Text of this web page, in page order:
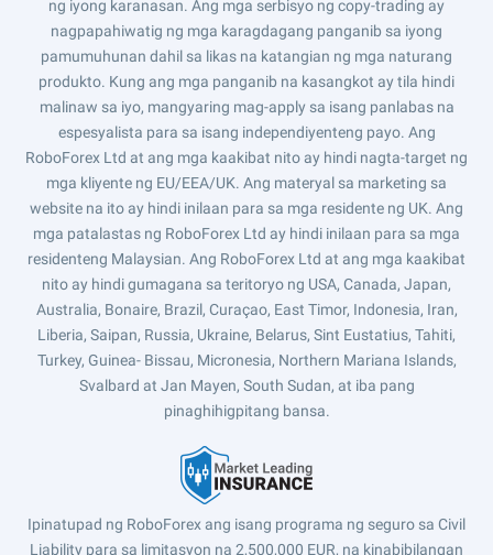
ng iyong karanasan. Ang mga serbisyo ng copy-trading ay
nagpapahiwatig ng mga karagdagang panganib sa iyong
pamumuhunan dahil sa likas na katangian ng mga naturang
produkto. Kung ang mga panganib na kasangkot ay tila hindi
malinaw sa iyo, mangyaring mag-apply sa isang panlabas na
espesyalista para sa isang independiyenteng payo. Ang
RoboForex Ltd at ang mga kaakibat nito ay hindi nagta-target ng
mga kliyente ng EU/EEA/UK. Ang materyal sa marketing sa
website na ito ay hindi inilaan para sa mga residente ng UK. Ang
mga patalastas ng RoboForex Ltd ay hindi inilaan para sa mga
residenteng Malaysian. Ang RoboForex Ltd at ang mga kaakibat
nito ay hindi gumagana sa teritoryo ng USA, Canada, Japan,
Australia, Bonaire, Brazil, Curaçao, East Timor, Indonesia, Iran,
Liberia, Saipan, Russia, Ukraine, Belarus, Sint Eustatius, Tahiti,
Turkey, Guinea- Bissau, Micronesia, Northern Mariana Islands,
Svalbard at Jan Mayen, South Sudan, at iba pang
pinaghihigpitang bansa.
Ipinatupad ng RoboForex ang isang programa ng seguro sa Civil
Liability para sa limitasyon na 2,500,000 EUR, na kinabibilangan